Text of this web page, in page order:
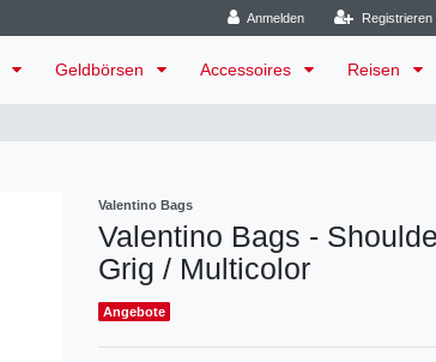
Anmelden Registrieren
Geldbörsen Accessoires Reisen
Valentino Bags
Valentino Bags -
Grig / Multicolor
Angebote